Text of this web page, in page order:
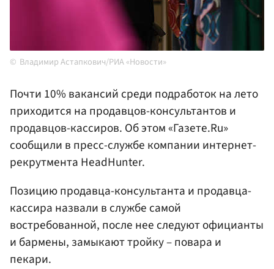
Владимир Астапкович/РИА «Новости»
Почти 10% вакансий среди подработок на лето
приходится на продавцов-консультантов и
продавцов-кассиров. Об этом «Газете.Ru»
сообщили в пресс-службе компании интернет-
рекрутмента HeadHunter.
Позицию продавца-консультанта и продавца-
кассира назвали в службе самой
востребованной, после нее следуют официанты
и бармены, замыкают тройку – повара и
пекари.